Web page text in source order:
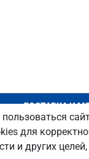
ДОСТАВКА И
для
и других